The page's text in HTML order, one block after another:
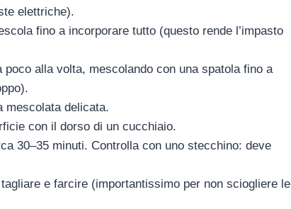
elettriche).
fino a incorporare tutto (questo rende l’impasto
alla volta, mescolando con una spatola fino a
mescolata delicata.
con il dorso di un cucchiaio.
30–35 minuti. Controlla con uno stecchino: deve
e farcire (importantissimo per non sciogliere le